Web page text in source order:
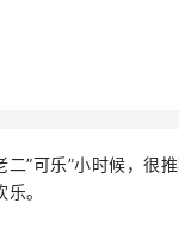
二”可乐”小时候，很
。